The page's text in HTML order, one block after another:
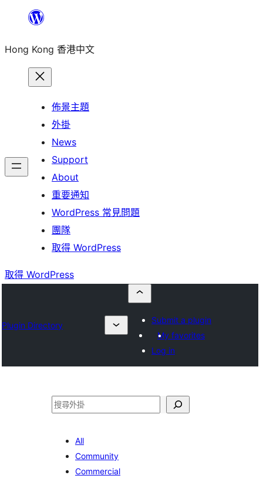
主
Hong Kong 香港中文
佈景主題
外掛
News
Support
About
重要通知
WordPress 常見問題
團隊
取得 WordPress
取得 WordPress
Plugin Directory
Submit a plugin
My favorites
Log in
搜
All
Community
Commercial